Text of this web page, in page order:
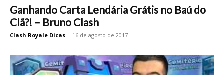
Ganhando Carta Lendária Grátis no Baú do
Clã?! – Bruno Clash
Clash Royale Dicas - 16 de agosto de 2017